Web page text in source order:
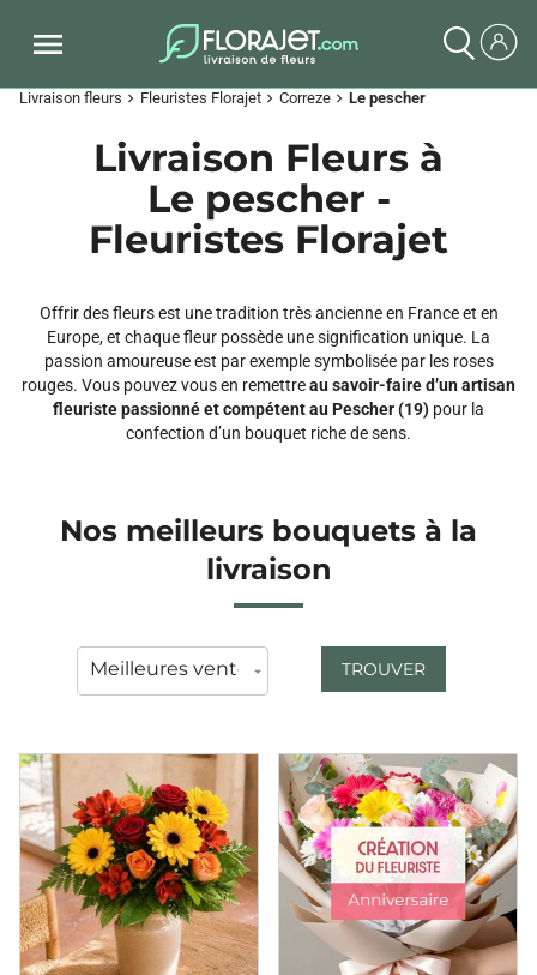
Livraison fleurs chevron_right Fleuristes Florajet chevron_right Correze chevron_right Le pescher
Livraison Fleurs à
Le pescher -
Fleuristes Florajet
Offrir des fleurs est une tradition très ancienne en France et en
Europe, et chaque fleur possède une signification unique. La
passion amoureuse est par exemple symbolisée par les roses
rouges. Vous pouvez vous en remettreau savoir-faire d’un artisan
fleuriste passionné et compétent au Pescher (19) pour la
confection d’un bouquet riche de sens.
Nos meilleurs bouquets à la
livraison
TROUVER